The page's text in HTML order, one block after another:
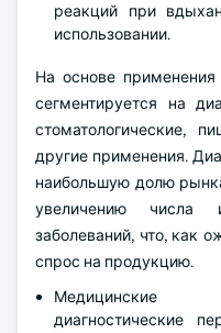
реакций при
использовании.
На основе
сегментируется на
стоматологические,
другие применения.
наибольшую долю
увеличению числа
заболеваний, что, как
спрос на продукцию.
Медицинские
диагностические